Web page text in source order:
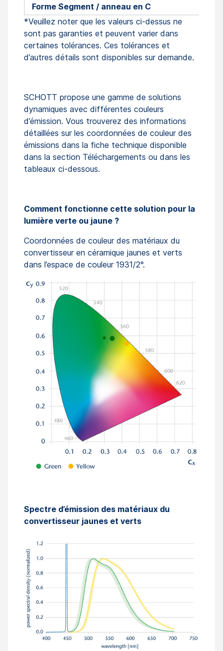
Forme Segment / anneau en C
*Veuillez noter que les valeurs ci-dessus ne
sont pas garanties et peuvent varier dans
certaines tolérances. Ces tolérances et
d’autres détails sont disponibles sur demande.
SCHOTT propose une gamme de solutions
dynamiques avec différentes couleurs
d’émission. Vous trouverez des informations
détaillées sur les coordonnées de couleur des
émissions dans la fiche technique disponible
dans la section Téléchargements ou dans les
tableaux ci-dessous.
Comment fonctionne cette solution pour la
lumière verte ou jaune ?
Coordonnées de couleur des matériaux du
convertisseur en céramique jaunes et verts
dans l’espace de couleur 1931/2°.
Spectre d’émission des matériaux du
convertisseur jaunes et verts